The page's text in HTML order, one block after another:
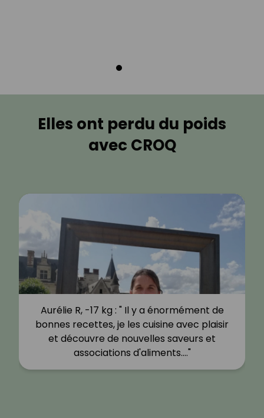
Elles ont perdu du poids
avec CROQ
Aurélie R, -17 kg : " Il y a énormément de
bonnes recettes, je les cuisine avec plaisir
et découvre de nouvelles saveurs et
associations d'aliments.…"